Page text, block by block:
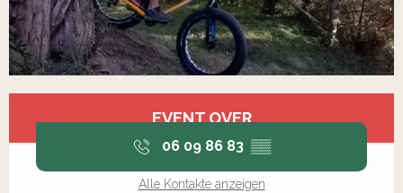
EVENT OVER
06 09 86 83 ▒▒
Alle Kontakte anzeigen